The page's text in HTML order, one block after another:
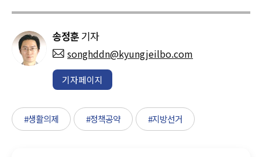
송정훈 기자
songhddn@kyungjeilbo.com
기자페이지
#생활의제 #정책공약 #지방선거